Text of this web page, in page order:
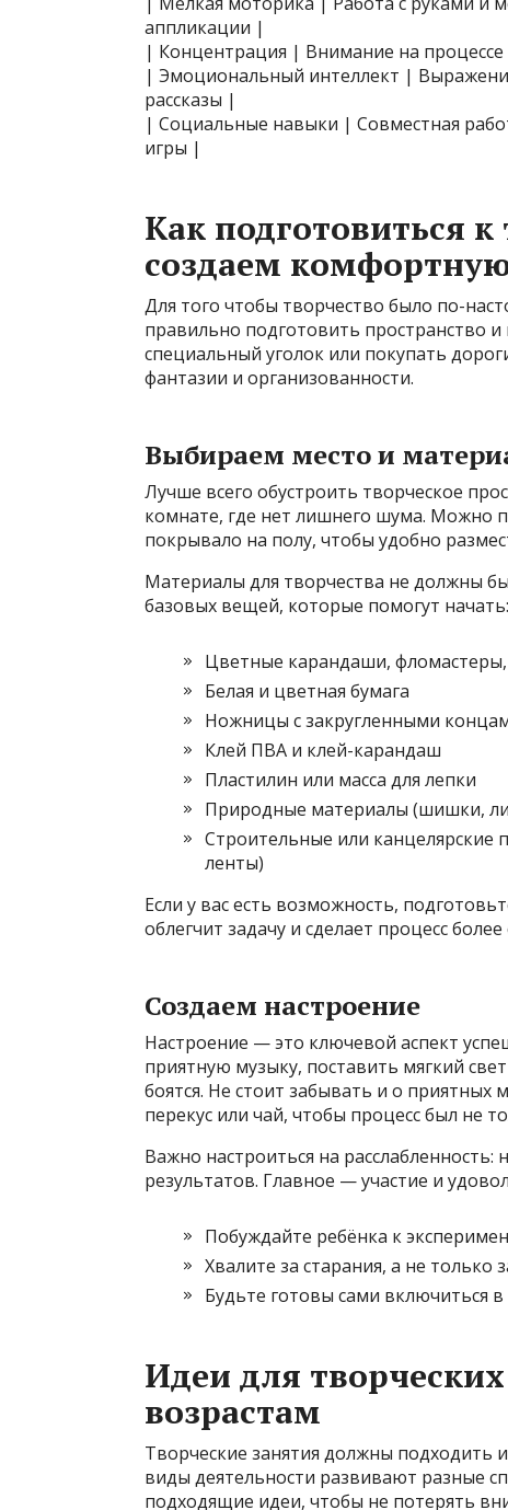
аппликации |
| Концентрация | Внимание на
| Эмоциональный интеллект |
рассказы |
| Социальные навыки | Совместная
игры |
Как подготовиться
создаем
Для того чтобы творчество было по-
правильно подготовить пространство
специальный уголок или покупать
фантазии и организованности.
Выбираем место и
Лучше всего обустроить творческое
комнате, где нет лишнего шума. Можно
покрывало на полу, чтобы удобно
Материалы для творчества не должны
базовых вещей, которые помогут начать:
Цветные карандаши, фломастеры,
Белая и цветная бумага
Ножницы с закругленными
Клей ПВА и клей-карандаш
Пластилин или масса для лепки
Природные материалы (шишки,
Строительные или канцелярские
ленты)
Если у вас есть возможность,
облегчит задачу и сделает процесс
Создаем настроение
Настроение — это ключевой аспект
приятную музыку, поставить мягкий
боятся. Не стоит забывать и о
перекус или чай, чтобы процесс был не
Важно настроиться на
результатов. Главное — участие и
Побуждайте ребёнка к
Хвалите за старания, а не только
Будьте готовы сами включиться
Идеи для
возрастам
Творческие занятия должны подходить
виды деятельности развивают разные
подходящие идеи, чтобы не потерять